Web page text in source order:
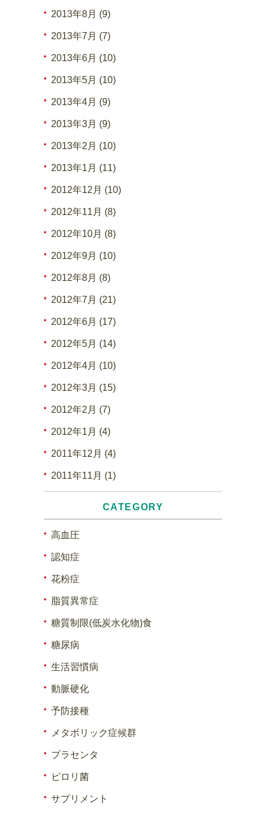
2013年8月 (9)
2013年7月 (7)
2013年6月 (10)
2013年5月 (10)
2013年4月 (9)
2013年3月 (9)
2013年2月 (10)
2013年1月 (11)
2012年12月 (10)
2012年11月 (8)
2012年10月 (8)
2012年9月 (10)
2012年8月 (8)
2012年7月 (21)
2012年6月 (17)
2012年5月 (14)
2012年4月 (10)
2012年3月 (15)
2012年2月 (7)
2012年1月 (4)
2011年12月 (4)
2011年11月 (1)
CATEGORY
高血圧
認知症
花粉症
脂質異常症
糖質制限(低炭水化物)食
糖尿病
生活習慣病
動脈硬化
予防接種
メタボリック症候群
プラセンタ
ピロリ菌
サプリメント